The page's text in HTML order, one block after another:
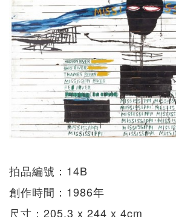
拍品編號：14B
創作時間：1986年
尺寸：205.3 x 244 x 4cm